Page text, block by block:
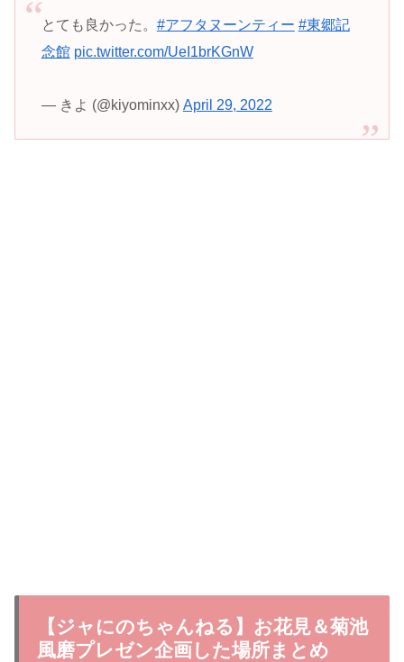
とても良かった。 #アフタヌーンティー #東郷記
念館 pic.twitter.com/UeI1brKGnW
— きよ (@kiyominxx) April 29, 2022
【ジャにのちゃんねる】お花見＆菊池
風磨プレゼン企画した場所まとめ